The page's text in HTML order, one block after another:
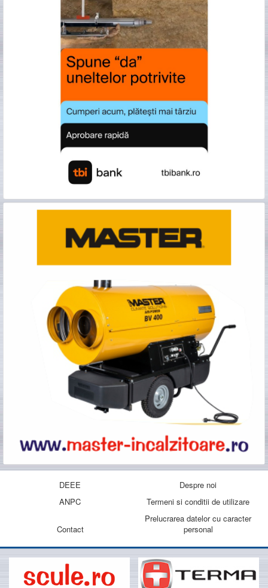
DEEE
Despre noi
ANPC
Termeni si conditii de utilizare
Contact
Prelucrarea datelor cu caracter
personal